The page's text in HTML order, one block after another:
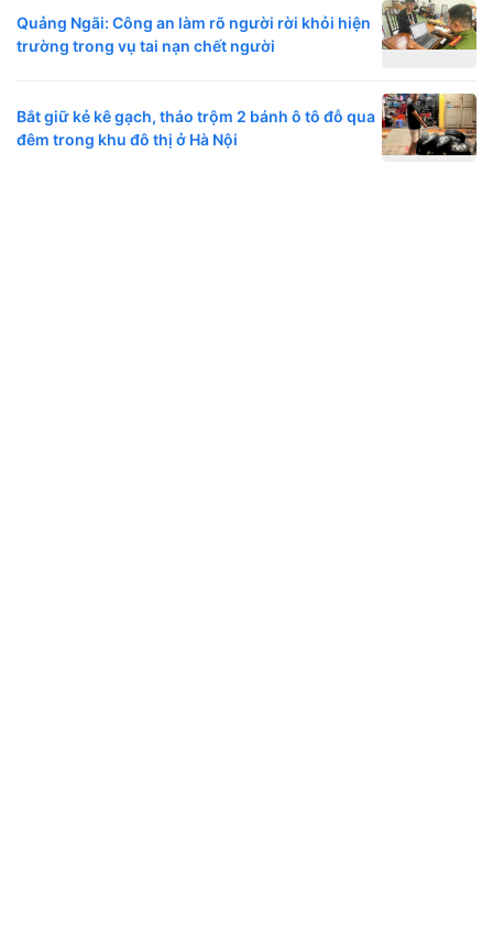
Quảng Ngãi: Công an làm rõ người rời khỏi hiện
trường trong vụ tai nạn chết người
Bắt giữ kẻ kê gạch, tháo trộm 2 bánh ô tô đỗ qua
đêm trong khu đô thị ở Hà Nội